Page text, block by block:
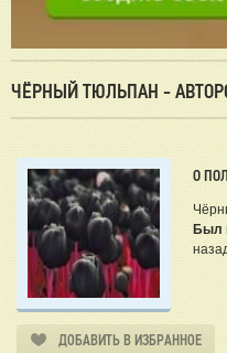
ЧЁРНЫЙ ТЮЛЬПАН -
О
Был
ДОБАВИТЬ В ИЗБРАННОЕ